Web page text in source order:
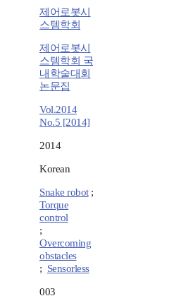
제어로봇시
스템학회
제어로봇시
스템학회 국
내학술대회
논문집
Vol.2014
No.5 [2014]
2014
Korean
Snake robot;
Torque
control
;
Overcoming
obstacles
; Sensorless
003